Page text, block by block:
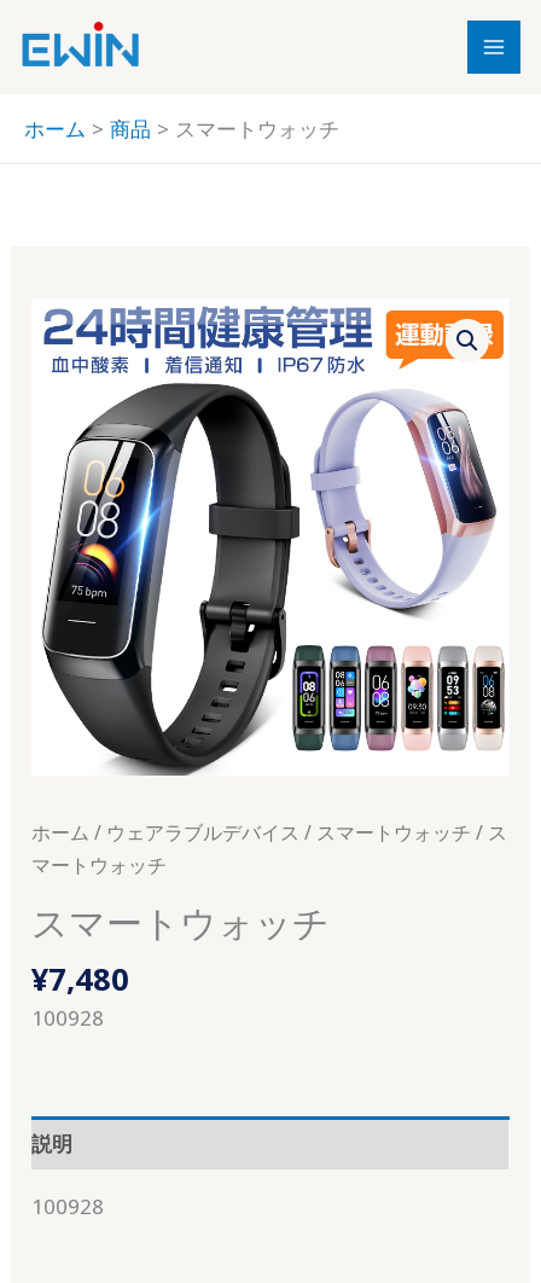
ホーム 商品 スマートウォッチ
ホーム / ウェアラブルデバイス / スマートウォッチ / ス
マートウォッチ
スマートウォッチ
¥7,480
100928
説明
100928